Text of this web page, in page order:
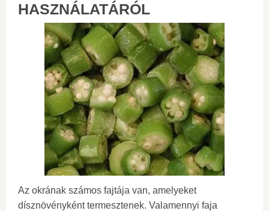
HASZNÁLATÁRÓL
Az okrának számos fajtája van, amelyeket
dísznövényként termesztenek. Valamennyi faja